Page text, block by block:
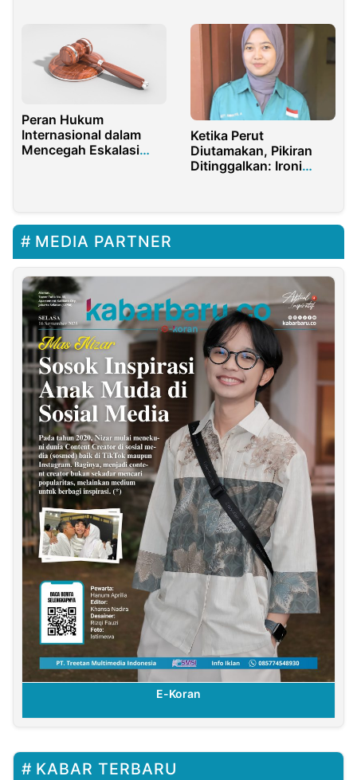
Peran Hukum
Internasional dalam
Mencegah Eskalasi
Ketika Perut
Diutamakan, Pikiran
Ditinggalkan: Ironi
MEDIA PARTNER
E-Koran
KABAR TERBARU